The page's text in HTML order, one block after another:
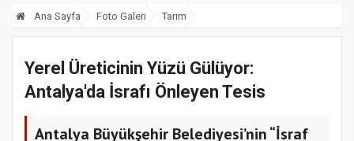
Ana Sayfa Foto Galeri Tarım
Yerel Üreticinin Yüzü Gülüyor:
Antalya'da İsrafı Önleyen Tesis
Antalya Büyükşehir Belediyesi’nin “İsraf